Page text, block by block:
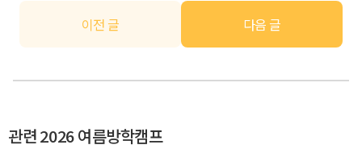
이전 글 다음 글
관련 2026 여름방학캠프